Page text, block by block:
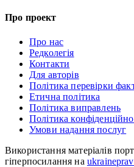
Про проект
Про нас
Редколегія
Контакти
Для авторів
Політика перевірки
Етична політика
Політика виправлень
Політика
Умови надання послуг
Використання матеріалів
гіперпосилання на